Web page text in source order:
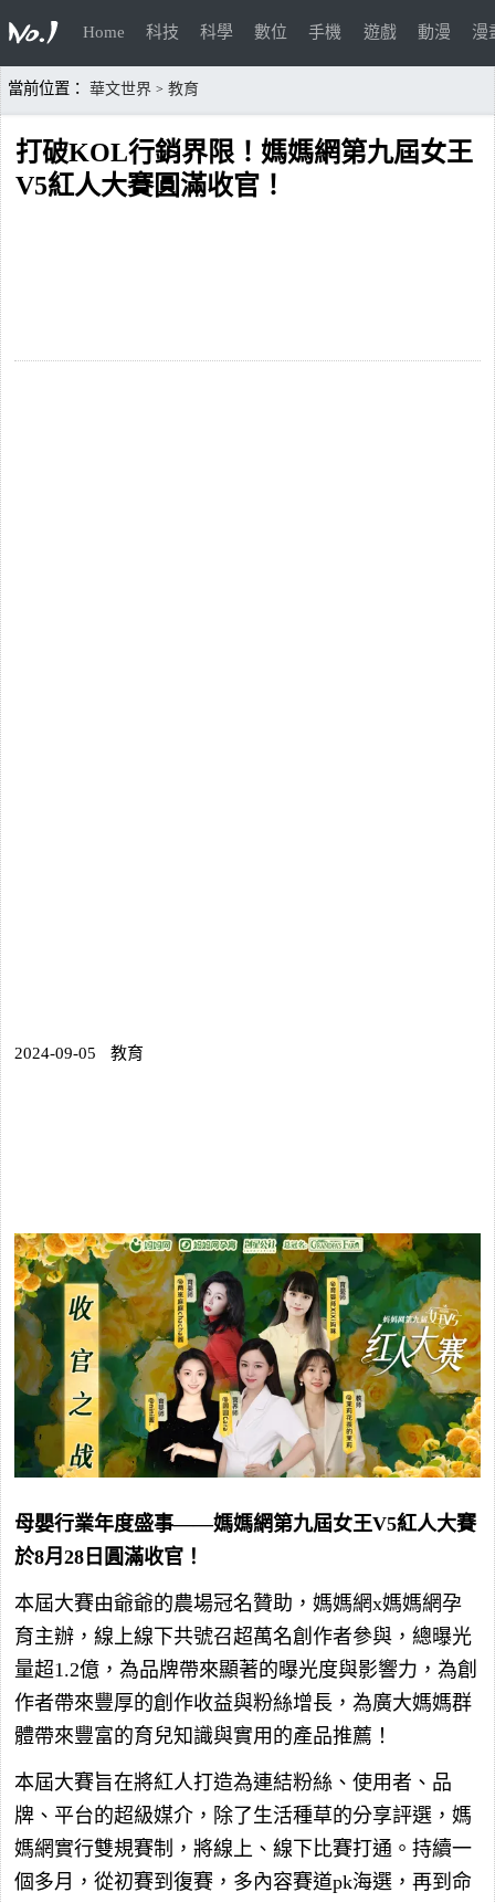
Home 科技 科學 數位 手機 遊戲 動漫 漫
當前位置： 華文世界 > 教育
打破KOL行銷界限！媽媽網第九屆女王
V5紅人大賽圓滿收官！
2024-09-05 教育
母嬰行業年度盛事——媽媽網第九屆女王V5紅人大賽
於8月28日圓滿收官！
本屆大賽由爺爺的農場冠名贊助，媽媽網x媽媽網孕
育主辦，線上線下共號召超萬名創作者參與，總曝光
量超1.2億，為品牌帶來顯著的曝光度與影響力，為創
作者帶來豐厚的創作收益與粉絲增長，為廣大媽媽群
體帶來豐富的育兒知識與實用的產品推薦！
本屆大賽旨在將紅人打造為連結粉絲、使用者、品
牌、平台的超級媒介，除了生活種草的分享評選，媽
媽網實行雙規賽制，將線上、線下比賽打通。持續一
個多月，從初賽到復賽，多內容賽道pk海選，再到命